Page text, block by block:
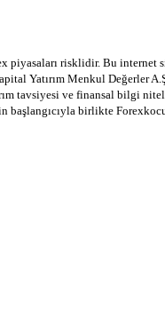
piyasaları risklidir. Bu
Yatırım Menkul Değerler
tavsiyesi ve finansal bilgi
birlikte